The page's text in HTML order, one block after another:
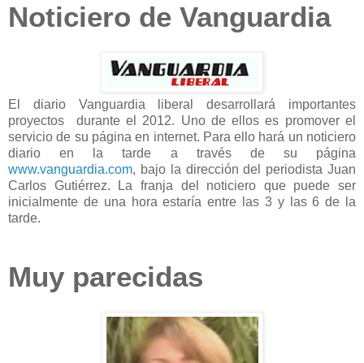
Noticiero de Vanguardia
El diario Vanguardia liberal desarrollará importantes
proyectos durante el 2012. Uno de ellos es promover el
servicio de su página en internet. Para ello hará un noticiero
diario en la tarde a través de su página
www.vanguardia.com, bajo la dirección del periodista Juan
Carlos Gutiérrez. La franja del noticiero que puede ser
inicialmente de una hora estaría entre las 3 y las 6 de la
tarde.
Muy parecidas